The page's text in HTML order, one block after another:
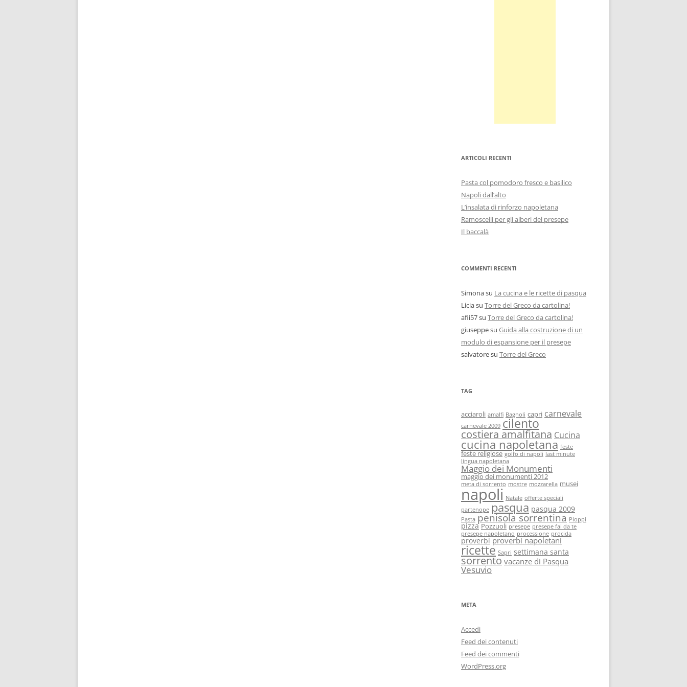
ARTICOLI RECENTI
Pasta col pomodoro fresco e basilico
Napoli dall’alto
L’insalata di rinforzo napoletana
Ramoscelli per gli alberi del presepe
Il baccalà
COMMENTI RECENTI
Simonasu La cucina e le ricette di pasqua
Liciasu Torre del Greco da cartolina!
afii57su Torre del Greco da cartolina!
giuseppesu Guida alla costruzione di un
modulo di espansione per il presepe
salvatoresu Torre del Greco
TAG
acciaroli amalfi Bagnoli capri carnevale
carnevale 2009 cilento
costiera amalfitana Cucina
cucina napoletana feste
feste religiose golfo di napoli last minute
lingua napoletana
Maggio dei Monumenti
maggio dei monumenti 2012
meta di sorrento mostre mozzarella musei
napoli Natale offerte speciali
partenope pasqua pasqua 2009
Pasta penisola sorrentina Pioppi
pizza Pozzuoli presepe presepe fai da te
presepe napoletano processione procida
proverbi proverbi napoletani
ricette Sapri settimana santa
sorrento vacanze di Pasqua
Vesuvio
META
Accedi
Feed dei contenuti
Feed dei commenti
WordPress.org